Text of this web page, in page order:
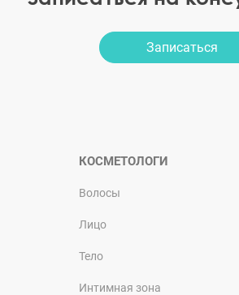
Записаться
КОСМЕТОЛОГИ
Волосы
Лицо
Тело
Интимная зона